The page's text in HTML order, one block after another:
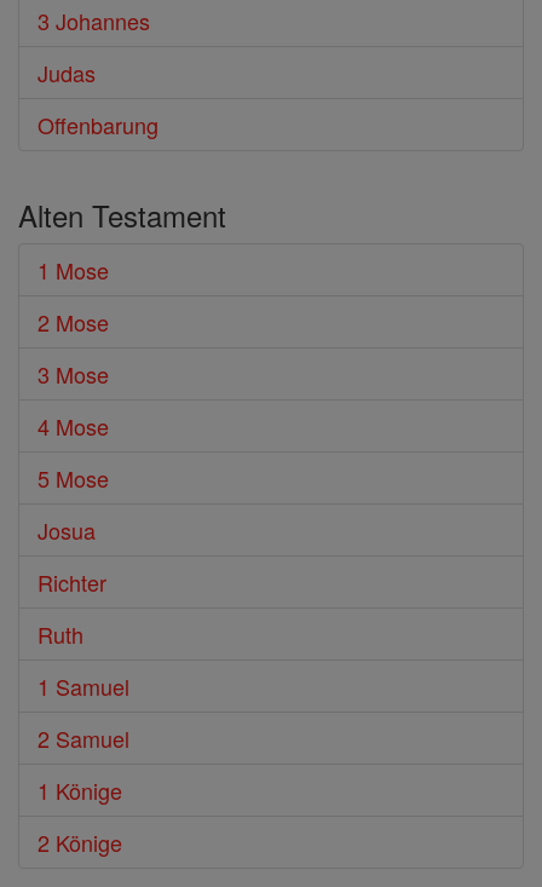
3 Johannes
Judas
Offenbarung
Alten Testament
1 Mose
2 Mose
3 Mose
4 Mose
5 Mose
Josua
Richter
Ruth
1 Samuel
2 Samuel
1 Könige
2 Könige